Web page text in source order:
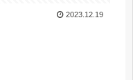
2023.12.19